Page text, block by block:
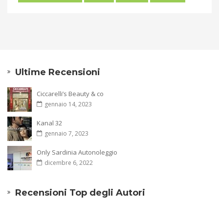
Ultime Recensioni
Ciccarelli’s Beauty & co
gennaio 14, 2023
Kanal 32
gennaio 7, 2023
Only Sardinia Autonoleggio
dicembre 6, 2022
Recensioni Top degli Autori